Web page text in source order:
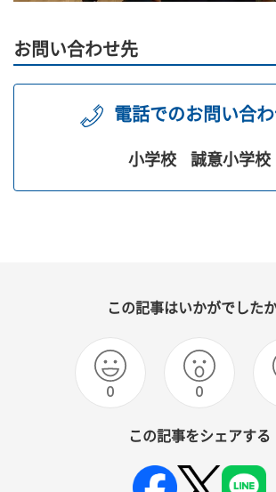
お問い合わせ先
電話でのお問い合
小学校 誠意小学校
この記事はいかがでした
0 0
この記事をシェアする